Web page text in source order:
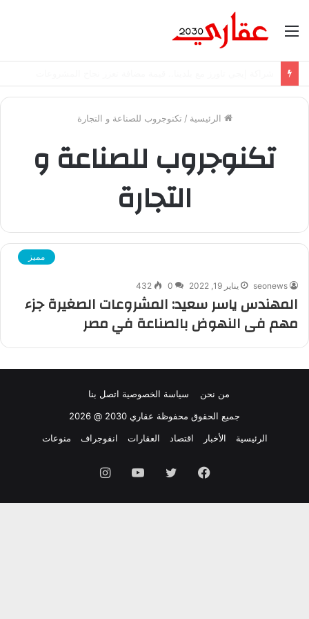
القائمة
الرئيسية / تكنوجروب للصناعة و التجارة
تكنوجروب للصناعة و
التجارة
مميز
seonews يناير 19, 2022 0
432
المهندس ياسر سعيد: المشروعات الصغيرة جزء
مهم فى النهوض بالصناعة في مصر
من نحن سياسة الخصوصية اتصل بنا
جميع الحقوق محفوظة عقاري 2030 @ 2026
الرئيسية
الأخبار اقتصاد العقارات انفوجراف منوعات
فيسبوك تويتر يوتيوب